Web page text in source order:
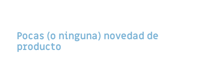
Pocas (o ninguna) novedad de
producto